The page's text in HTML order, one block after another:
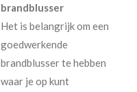
brandblusser
Het is belangrijk om een
goedwerkende
brandblusser te hebben
waar je op kunt